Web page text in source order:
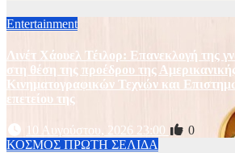
Entertainment
Λινέτ Χάουελ Τέιλορ: Επανεκλογή της
στη θέση της προέδρου της
Κινηματογραφικών Τεχνών και
επετείου της
10 Αυγούστου, 2026 23:00
0
ΚΟΣΜΟΣ ΠΡΩΤΗ ΣΕΛΙΔΑ